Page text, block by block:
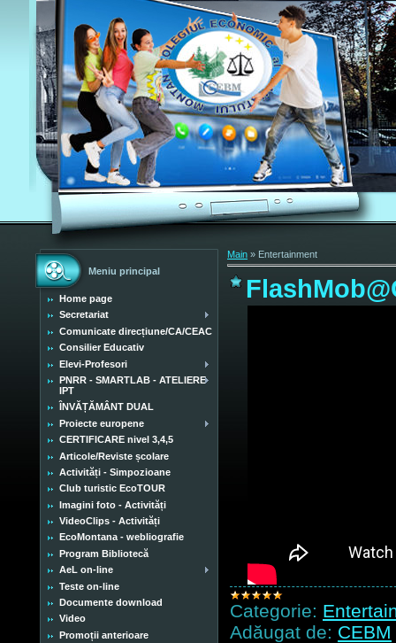
Meniu principal
Home page
Secretariat
Comunicate direcțiune/CA/CEAC
Consilier Educativ
Elevi-Profesori
PNRR - SMARTLAB - ATELIERE
IPT
ÎNVĂȚĂMÂNT DUAL
Proiecte europene
CERTIFICARE nivel 3,4,5
Articole/Reviste școlare
Activități - Simpozioane
Club turistic EcoTOUR
Imagini foto - Activități
VideoClips - Activități
EcoMontana - webliografie
Program Bibliotecă
AeL on-line
Teste on-line
Documente download
Video
Promoții anterioare
Main » Entertainment
Categorie:
Adăugat de: CEBM